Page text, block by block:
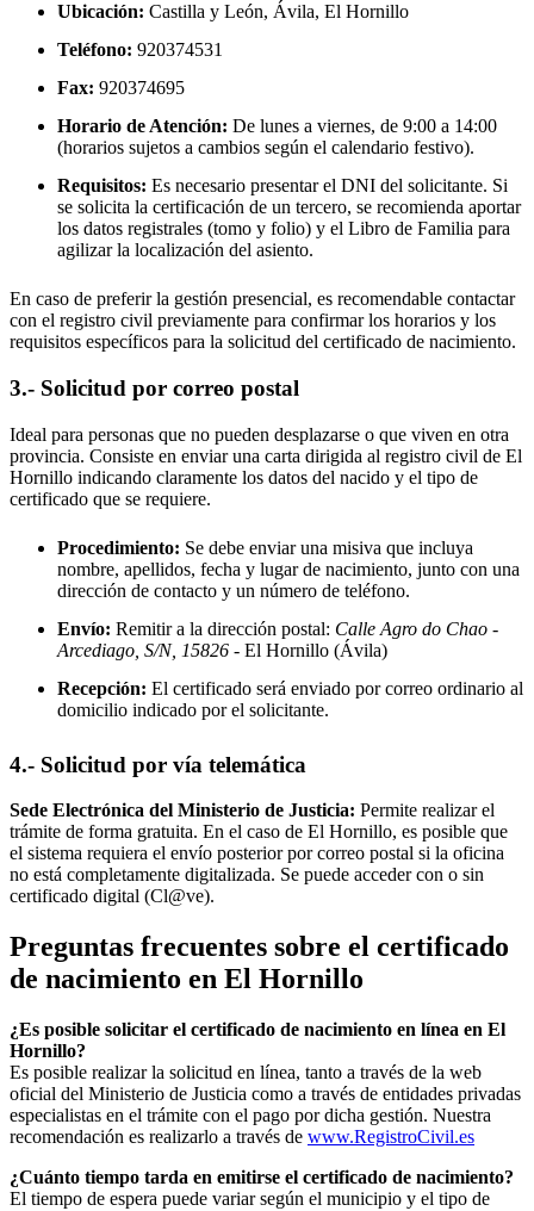
Ubicación: Castilla y León, Ávila, El Hornillo
Teléfono: 920374531
Fax: 920374695
Horario de Atención: De lunes a viernes, de 9:00 a 14:00
(horarios sujetos a cambios según el calendario festivo).
Requisitos: Es necesario presentar el DNI del solicitante. Si
se solicita la certificación de un tercero, se recomienda aportar
los datos registrales (tomo y folio) y el Libro de Familia para
agilizar la localización del asiento.
En caso de preferir la gestión presencial, es recomendable contactar
con el registro civil previamente para confirmar los horarios y los
requisitos específicos para la solicitud del certificado de nacimiento.
3.- Solicitud por correo postal
Ideal para personas que no pueden desplazarse o que viven en otra
provincia. Consiste en enviar una carta dirigida al registro civil de El
Hornillo indicando claramente los datos del nacido y el tipo de
certificado que se requiere.
Procedimiento: Se debe enviar una misiva que incluya
nombre, apellidos, fecha y lugar de nacimiento, junto con una
dirección de contacto y un número de teléfono.
Envío: Remitir a la dirección postal: Calle Agro do Chao -
Arcediago, S/N, 15826 - El Hornillo (Ávila)
Recepción: El certificado será enviado por correo ordinario al
domicilio indicado por el solicitante.
4.- Solicitud por vía telemática
Sede Electrónica del Ministerio de Justicia: Permite realizar el
trámite de forma gratuita. En el caso de El Hornillo, es posible que
el sistema requiera el envío posterior por correo postal si la oficina
no está completamente digitalizada. Se puede acceder con o sin
certificado digital (Cl@ve).
Preguntas frecuentes sobre el certificado
de nacimiento en El Hornillo
¿Es posible solicitar el certificado de nacimiento en línea en El
Hornillo?
Es posible realizar la solicitud en línea, tanto a través de la web
oficial del Ministerio de Justicia como a través de entidades privadas
especialistas en el trámite con el pago por dicha gestión. Nuestra
recomendación es realizarlo a través de www.RegistroCivil.es
¿Cuánto tiempo tarda en emitirse el certificado de nacimiento?
El tiempo de espera puede variar según el municipio y el tipo de